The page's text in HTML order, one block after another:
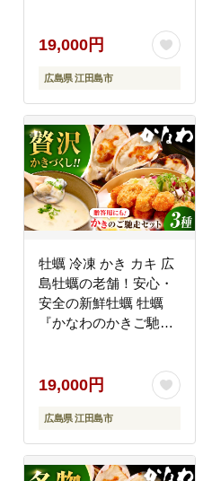
食 海鮮 海産物 広島県
産 江田島市/株式会社か
なわ [XBP033] 牡蠣
19,000円
広島県 江田島市
牡蠣 冷凍 かき カキ 広
島牡蠣の老舗！安心・
安全の新鮮牡蠣 牡蠣
『かなわのかきご馳走
ウダー / 揚げてるかき
フライ 時短 魚介類 和
食 海鮮 海産物 広島県
産 江田島市/株式会社か
19,000円
広島県 江田島市